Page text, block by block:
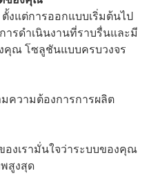
งแต่การออกแบบเริ่มต้นไป
ารดำเนินงานที่ราบรื่นและมี
คุณ โซลูชันแบบครบวงจร
ความต้องการการผลิต
งเรามั่นใจว่าระบบของคุณ
สูงสุด